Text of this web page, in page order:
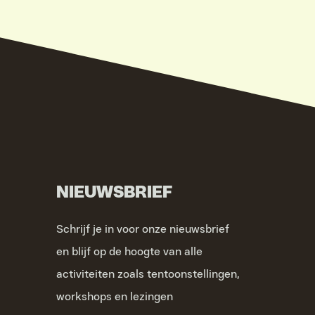
NIEUWSBRIEF
Schrijf je in voor onze nieuwsbrief
en blijf op de hoogte van alle
activiteiten zoals tentoonstellingen,
workshops en lezingen